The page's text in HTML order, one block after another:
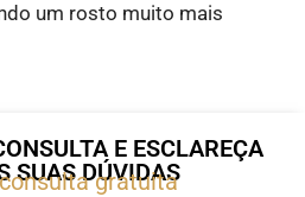
um rosto muito mais
E ESCLAREÇA
SUAS DÚVIDAS
gratuita